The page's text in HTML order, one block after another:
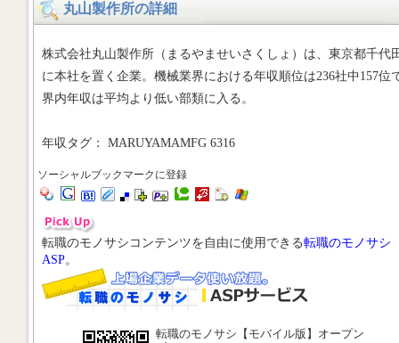
丸山製作所の詳細
株式会社丸山製作所（まるやませいさくしょ）は、東京都千代
に本社を置く企業。機械業界における年収順位は236社中157位
界内年収は平均より低い部類に入る。
年収タグ： MARUYAMAMFG 6316
ソーシャルブックマークに登録
転職のモノサシコンテンツを自由に使用できる転職のモノサシ
ASP。
転職のモノサシ【モバイル版】オープン